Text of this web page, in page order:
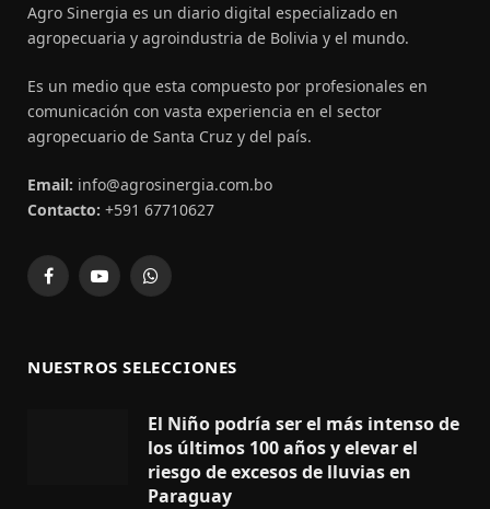
Agro Sinergia es un diario digital especializado en
agropecuaria y agroindustria de Bolivia y el mundo.
Es un medio que esta compuesto por profesionales en
comunicación con vasta experiencia en el sector
agropecuario de Santa Cruz y del país.
Email: info@agrosinergia.com.bo
Contacto: +591 67710627
FacebookYouTubeWhatsApp
NUESTROS SELECCIONES
El Niño podría ser el más intenso de
los últimos 100 años y elevar el
riesgo de excesos de lluvias en
Paraguay